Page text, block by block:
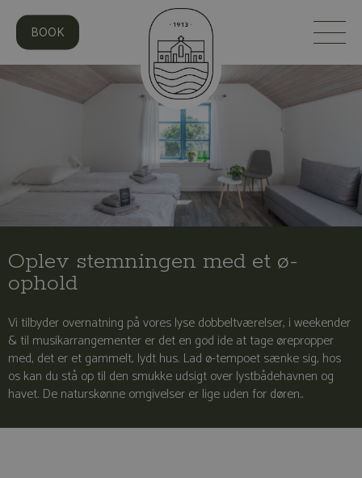
BOOK
Oplev stemningen med et ø-
ophold
Vi tilbyder overnatning på vores lyse dobbeltværelser, i weekender
& til musikarrangementer er det en god ide at tage ørepropper
med, det er et gammelt, lydt hus. Lad ø-tempoet sænke sig, hos
os kan du stå op til den smukke udsigt over lystbådehavnen og
havet. De naturskønne omgivelser er lige uden for døren..